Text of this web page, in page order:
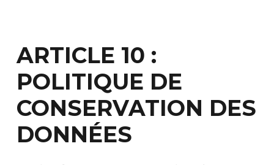
ARTICLE 10 :
POLITIQUE DE
CONSERVATION DES
DONNÉES